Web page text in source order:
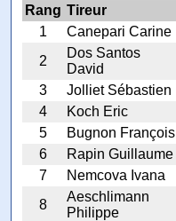
Rang Tireur
1
Canepari Carine
2
Dos Santos
David
3
Jolliet Sébastien
4
Koch Eric
5
Bugnon François
6
Rapin Guillaume
7
Nemcova Ivana
8
Aeschlimann
Philippe